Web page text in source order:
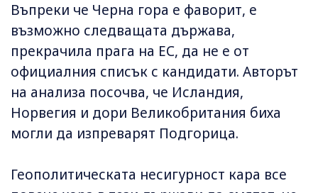
Въпреки че Черна гора е фаворит, е
възможно следващата държава,
прекрачила прага на ЕС, да не е от
официалния списък с кандидати. Авторът
на анализа посочва, че Исландия,
Норвегия и дори Великобритания биха
могли да изпреварят Подгорица.
Геополитическата несигурност кара все